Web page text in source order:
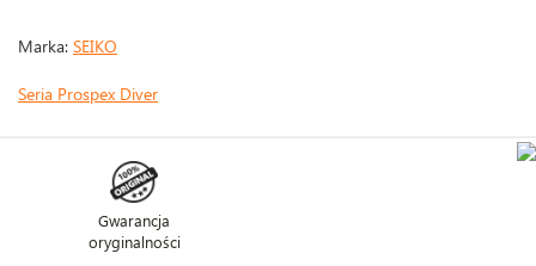
Marka: SEIKO
Seria Prospex Diver
Gwarancja
oryginalności